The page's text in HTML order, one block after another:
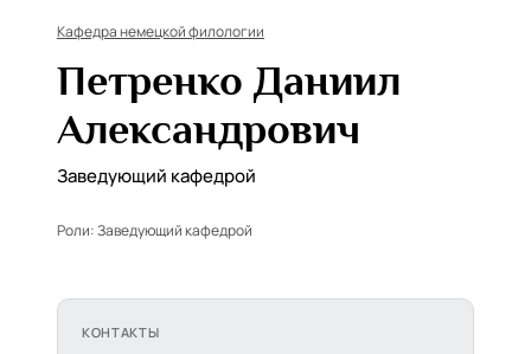
Кафедра немецкой филологии
Петренко Даниил
Александрович
Заведующий кафедрой
Роли:Заведующий кафедрой
КОНТАКТЫ